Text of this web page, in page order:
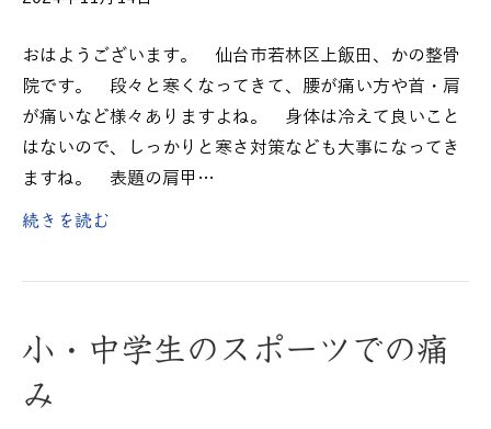
おはようございます。 仙台市若林区上飯田、かの整骨
院です。 段々と寒くなってきて、腰が痛い方や首・肩
が痛いなど様々ありますよね。 身体は冷えて良いこと
はないので、しっかりと寒さ対策なども大事になってき
ますね。 表題の肩甲…
続きを読む
小・中学生のスポーツでの痛
み